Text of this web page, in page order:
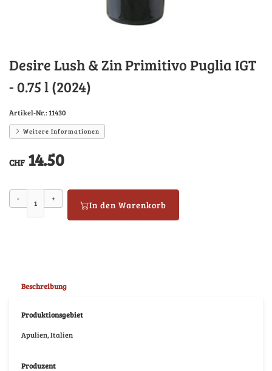
Desire Lush & Zin Primitivo Puglia IGT
- 0.75 l (2024)
Artikel-Nr.:11430
Weitere Informationen
CHF 14.50
- +
In den Warenkorb
Beschreibung
Produktionsgebiet
Apulien, Italien
Produzent